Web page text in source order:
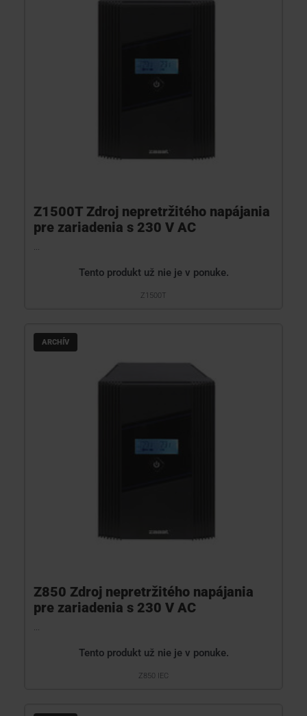
Z1500T Zdroj nepretržitého napájania
pre zariadenia s 230 V AC
Tento produkt už nie je v ponuke.
Z1500T
ARCHÍV
Z850 Zdroj nepretržitého napájania
pre zariadenia s 230 V AC
Tento produkt už nie je v ponuke.
Z850 IEC